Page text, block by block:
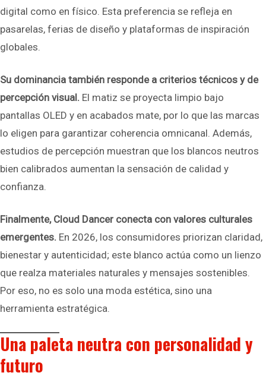
digital como en físico. Esta preferencia se refleja en
pasarelas, ferias de diseño y plataformas de inspiración
globales.
Su dominancia también responde a criterios técnicos y de
percepción visual. El matiz se proyecta limpio bajo
pantallas OLED y en acabados mate, por lo que las marcas
lo eligen para garantizar coherencia omnicanal. Además,
estudios de percepción muestran que los blancos neutros
bien calibrados aumentan la sensación de calidad y
confianza.
Finalmente, Cloud Dancer conecta con valores culturales
emergentes. En 2026, los consumidores priorizan claridad,
bienestar y autenticidad; este blanco actúa como un lienzo
que realza materiales naturales y mensajes sostenibles.
Por eso, no es solo una moda estética, sino una
herramienta estratégica.
Una paleta neutra con personalidad y
futuro